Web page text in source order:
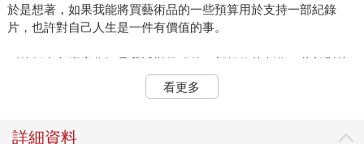
於是想著，如果我能將買藝術品的一些預算用於支持一部紀錄
片，也許對自己人生是一件有價值的事。
《他們在島嶼寫作》是我近期佩服的一部紀錄片創作。此部影片
的诞生与一位成功的企業家緊密相連，他想支持長期所喜歡的文
學，因此選擇了藉支持紀錄片的方法：把一些也許漸漸被遺忘的
像紀錄。同時，也可以讓年輕的影像工作者，透過自己的創作去
看更多
詳細資料